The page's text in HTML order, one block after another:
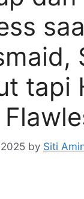
tapi
by Siti